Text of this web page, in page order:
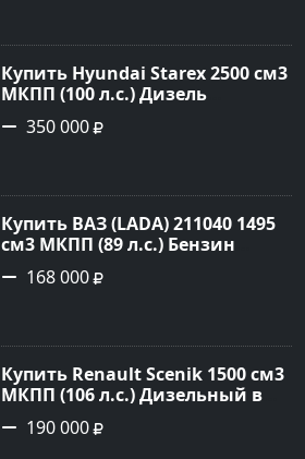
Авторынок23
Купить Hyundai Starex 2500 см3
МКПП (100 л.с.) Дизель
турбонаддув в Краснодар:
цвет белый Фургон 2014 года
Авторынок23
350 000
Купить ВАЗ (LADA) 211040 1495
см3 МКПП (89 л.с.) Бензин
инжектор в Краснодвр: цвет
Черный Седан 2007 года по
Авторынок23
168 000
Купить Renault Scenik 1500 см3
МКПП (106 л.с.) Дизельный в
Белореченск: цвет Голубой
Универсал 2007 года по цене
190 000